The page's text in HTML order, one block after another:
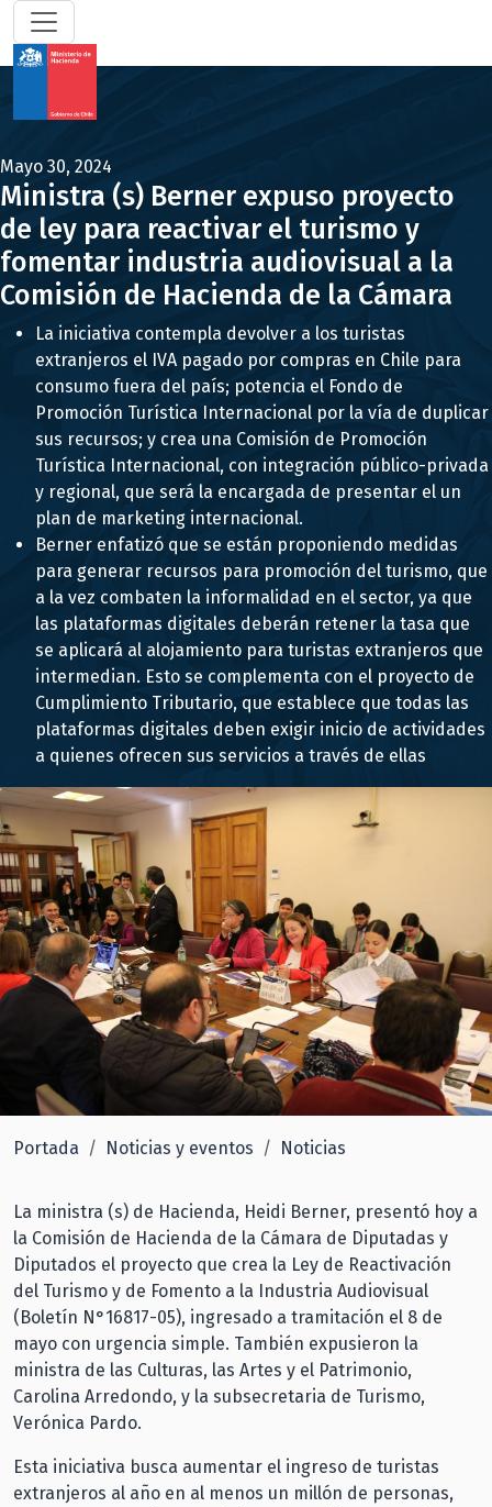
Mayo 30, 2024
Ministra (s) Berner expuso proyecto
de ley para reactivar el turismo y
fomentar industria audiovisual a la
Comisión de Hacienda de la Cámara
La iniciativa contempla devolver a los turistas
extranjeros el IVA pagado por compras en Chile para
consumo fuera del país; potencia el Fondo de
Promoción Turística Internacional por la vía de duplicar
sus recursos; y crea una Comisión de Promoción
Turística Internacional, con integración público-privada
y regional, que será la encargada de presentar el un
plan de marketing internacional.
Berner enfatizó que se están proponiendo medidas
para generar recursos para promoción del turismo, que
a la vez combaten la informalidad en el sector, ya que
las plataformas digitales deberán retener la tasa que
se aplicará al alojamiento para turistas extranjeros que
intermedian. Esto se complementa con el proyecto de
Cumplimiento Tributario, que establece que todas las
plataformas digitales deben exigir inicio de actividades
a quienes ofrecen sus servicios a través de ellas
Portada Noticias y eventos Noticias
La ministra (s) de Hacienda, Heidi Berner, presentó hoy a
la Comisión de Hacienda de la Cámara de Diputadas y
Diputados el proyecto que crea la Ley de Reactivación
del Turismo y de Fomento a la Industria Audiovisual
(Boletín N°16817-05), ingresado a tramitación el 8 de
mayo con urgencia simple. También expusieron la
ministra de las Culturas, las Artes y el Patrimonio,
Carolina Arredondo, y la subsecretaria de Turismo,
Verónica Pardo.
Esta iniciativa busca aumentar el ingreso de turistas
extranjeros al año en al menos un millón de personas,